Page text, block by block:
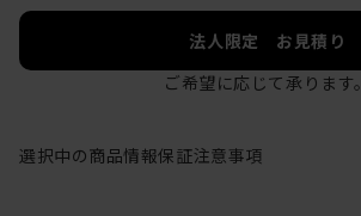
法人限定 お見積り
ご希望に応じて承ります。
選択中の商品情報保証注意事項